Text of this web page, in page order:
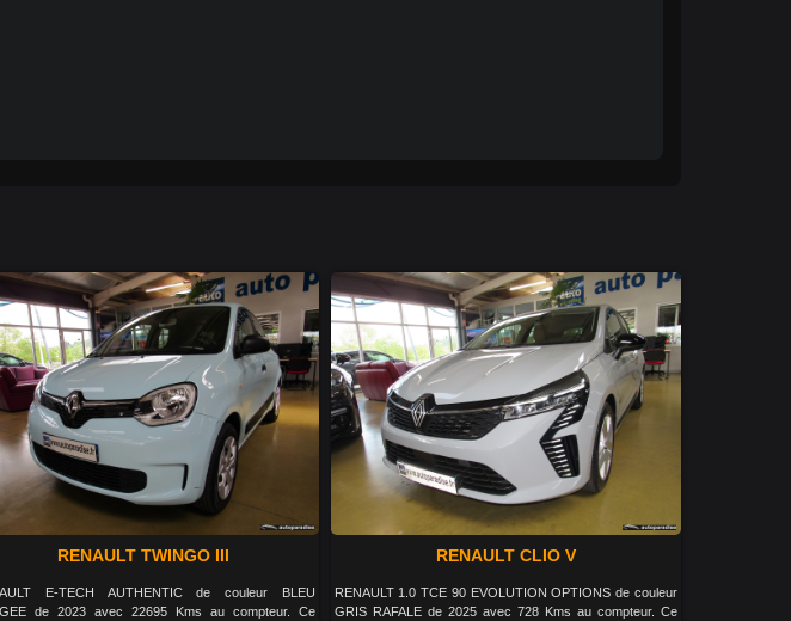
RENAULT TWINGO III
E-TECH AUTHENTIC de couleur BLEU
de 2023 avec 22695 Kms au compteur. Ce
RENAULT CLIO V
RENAULT 1.0 TCE 90 EVOLUTION OPTIONS de couleur
GRIS RAFALE de 2025 avec 728 Kms au compteur. Ce